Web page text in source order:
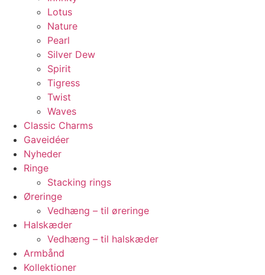
Lotus
Nature
Pearl
Silver Dew
Spirit
Tigress
Twist
Waves
Classic Charms
Gaveidéer
Nyheder
Ringe
Stacking rings
Øreringe
Vedhæng – til øreringe
Halskæder
Vedhæng – til halskæder
Armbånd
Kollektioner